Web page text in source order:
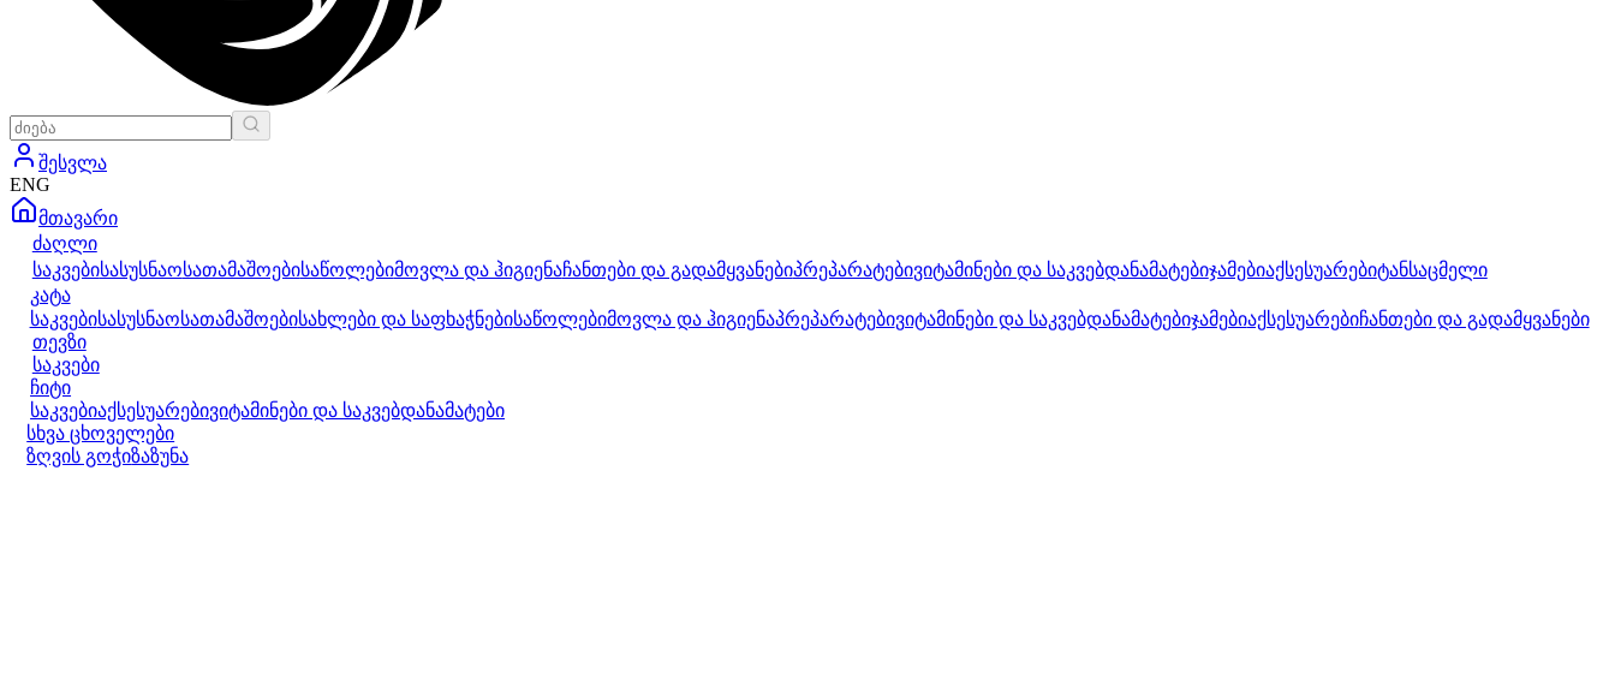
შესვლა
ENG
მთავარი
ძაღლი
საკვებისასუსნაოსათამაშოებისაწოლებიმოვლა და ჰიგიენაჩანთები და გადამყვანებიპრეპარატებივიტამინები და საკვებდანამატებიჯამებიაქსესუარებიტანსაცმელი
კატა
საკვებისასუსნაოსათამაშოებისახლები და საფხაჭნებისაწოლებიმოვლა და ჰიგიენაპრეპარატებივიტამინები და საკვებდანამატებიჯამებიაქსესუარებიჩანთები და გადამყვანები
თევზი
საკვები
ჩიტი
საკვებიაქსესუარებივიტამინები და საკვებდანამატები
სხვა ცხოველები
ზღვის გოჭიზაზუნა